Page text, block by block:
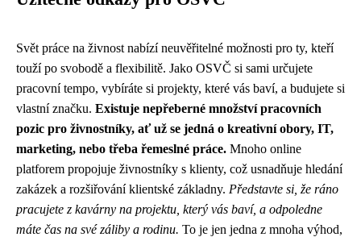
Svět práce na živnost nabízí neuvěřitelné možnosti pro ty, kteří
touží po svobodě a flexibilitě. Jako OSVČ si sami určujete
pracovní tempo, vybíráte si projekty, které vás baví, a budujete si
vlastní značku. Existuje nepřeberné množství pracovních
pozic pro živnostníky, ať už se jedná o kreativní obory, IT,
marketing, nebo třeba řemeslné práce. Mnoho online
platforem propojuje živnostníky s klienty, což usnadňuje hledání
zakázek a rozšiřování klientské základny. Představte si, že ráno
pracujete z kavárny na projektu, který vás baví, a odpoledne
máte čas na své záliby a rodinu. To je jen jedna z mnoha výhod,